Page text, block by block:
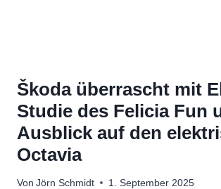
Škoda überrascht mit
Studie des Felicia Fun
Ausblick auf den
Octavia
Von Jörn Schmidt 1. September 2025